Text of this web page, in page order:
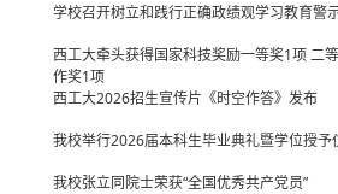
学校召开树立和践行正确政绩观学习教育警
西工大牵头获得国家科技奖励一等奖1项 二
作奖1项
西工大2026招生宣传片《时空作答》发布
我校举行2026届本科生毕业典礼暨学位授予
我校张立同院士荣获“全国优秀共产党员”